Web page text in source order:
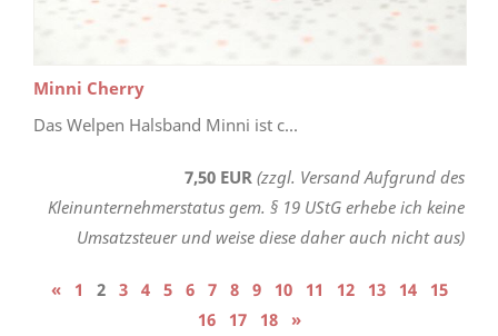
Minni Cherry
Das Welpen Halsband Minni ist c...
7,50 EUR (zzgl. Versand Aufgrund des
Kleinunternehmerstatus gem. § 19 UStG erhebe ich keine
Umsatzsteuer und weise diese daher auch nicht aus)
« 1 2 3 4 5 6 7 8 9 10 11 12 13 14
15
16
17 18 »